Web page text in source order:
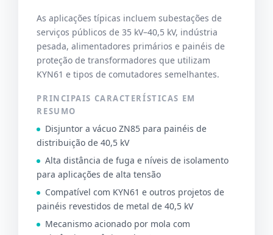
As aplicações típicas incluem subestações de
serviços públicos de 35 kV–40,5 kV, indústria
pesada, alimentadores primários e painéis de
proteção de transformadores que utilizam
KYN61 e tipos de comutadores semelhantes.
PRINCIPAIS CARACTERÍSTICAS EM
RESUMO
Disjuntor a vácuo ZN85 para painéis de
distribuição de 40,5 kV
Alta distância de fuga e níveis de isolamento
para aplicações de alta tensão
Compatível com KYN61 e outros projetos de
painéis revestidos de metal de 40,5 kV
Mecanismo acionado por mola com